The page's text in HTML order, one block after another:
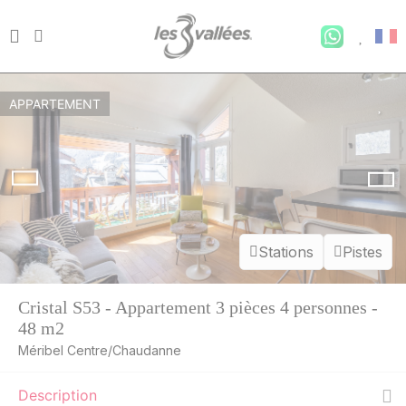
Stations Pistes
APPARTEMENT
Cristal S53 - Appartement 3 pièces 4 personnes -
48 m2
Méribel Centre/Chaudanne
Description
10
Retour le
13/08/2026
MAR.